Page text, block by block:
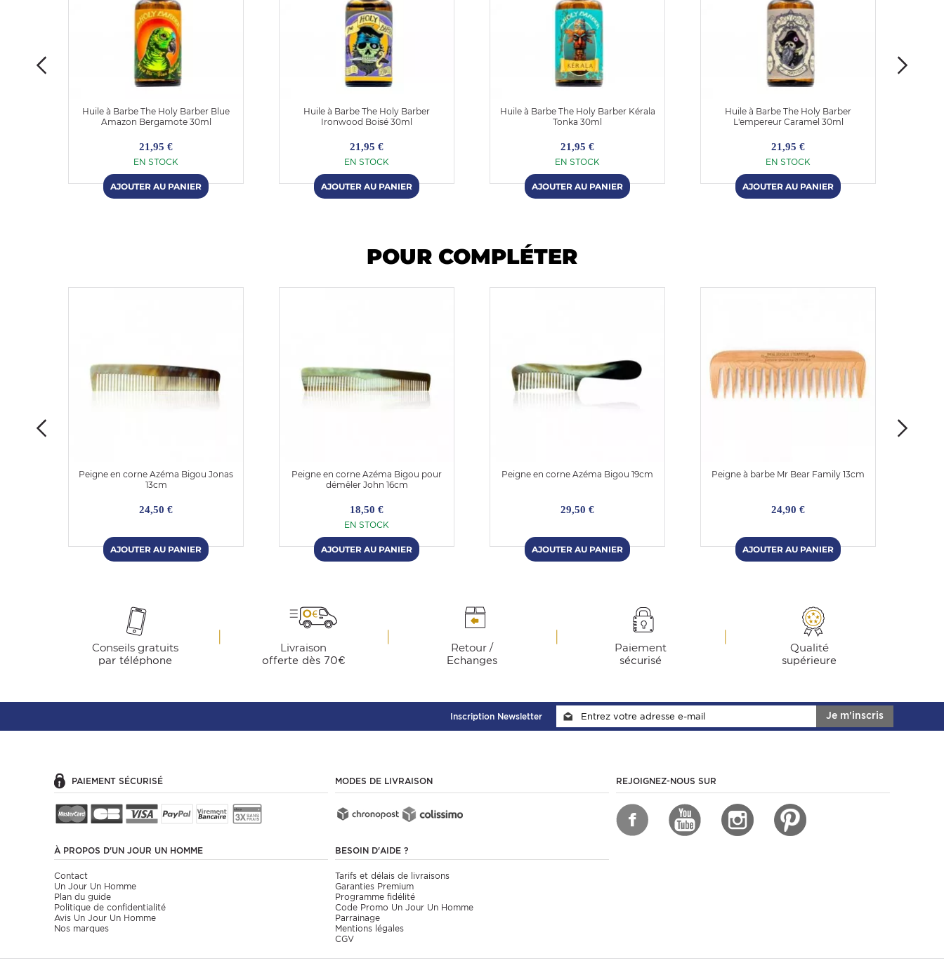
Huile à Barbe The Holy Barber Blue
Amazon Bergamote 30ml
21,95 €
EN STOCK
Huile à Barbe The Holy Barber
Ironwood Boisé 30ml
21,95 €
EN STOCK
Huile à Barbe The Holy Barber Kérala
Tonka 30ml
21,95 €
EN STOCK
Huile à Barbe The Holy Barber
L'empereur Caramel 30ml
21,95 €
EN STOCK
POUR COMPLÉTER
Peigne en corne Azéma Bigou Jonas
13cm
24,50 €
Peigne en corne Azéma Bigou pour
démêler John 16cm
18,50 €
EN STOCK
Peigne en corne Azéma Bigou 19cm
29,50 €
Peigne à barbe Mr Bear Family 13cm
24,90 €
Conseils gratuits
par téléphone
Livraison
offerte dès 70€
Retour /
Echanges
Paiement
sécurisé
Qualité
supérieure
Je m'inscris
Inscription Newsletter
PAIEMENT SÉCURISÉ MODES DE LIVRAISON REJOIGNEZ-NOUS SUR
À PROPOS D'UN JOUR UN HOMME
Contact
Un Jour Un Homme
Plan du guide
Politique de confidentialité
Avis Un Jour Un Homme
Nos marques
BESOIN D'AIDE ?
Tarifs et délais de livraisons
Garanties Premium
Programme fidélité
Code Promo Un Jour Un Homme
Parrainage
Mentions légales
CGV